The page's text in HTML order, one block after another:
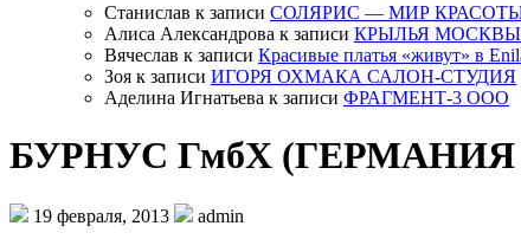
Станислав к записи СОЛЯРИС — МИР
Алиса Александрова к записи КРЫЛЬЯ
Вячеслав к записи Красивые платья «живут» в
Зоя к записи ИГОРЯ ОХМАКА САЛОН-СТУДИЯ
Аделина Игнатьева к записи ФРАГМЕНТ-3 ООО
БУРНУС ГмбХ (ГЕРМАНИЯ
19 февраля, 2013 admin